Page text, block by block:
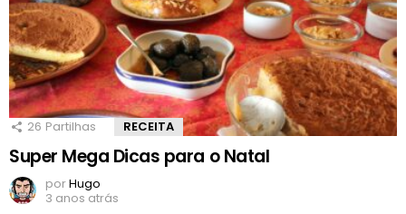
26 Partilhas RECEITA
Super Mega Dicas para o Natal
porHugo
3 anos atrás